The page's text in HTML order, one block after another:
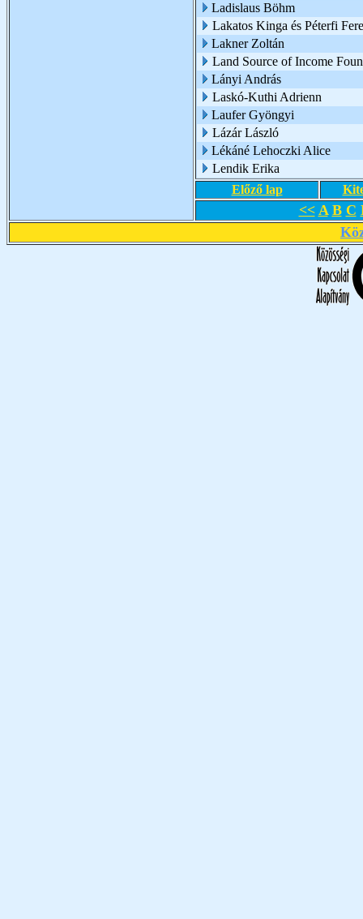
Ladislaus Böhm
Lakatos Kinga és Péterfi
Lakner Zoltán
Land Source of Income
Lányi András
Laskó-Kuthi Adrienn
Laufer Gyöngyi
Lázár László
Lékáné Lehoczki Alice
Lendik Erika
Előző lap
<< A B C